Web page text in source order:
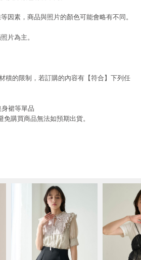
因素，商品與照片的顏色可能會略有不同。
片為主。
積的限制，若訂購的內容有【符合】下列任
裙等單品
免購買商品無法如預期出貨。